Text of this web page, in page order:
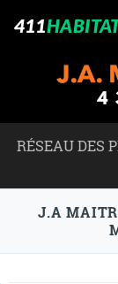
411
RÉSEAU DES
J.A